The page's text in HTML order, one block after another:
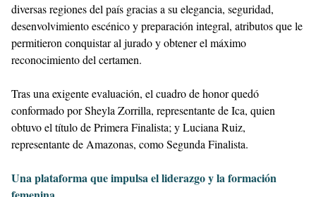
diversas regiones del país gracias a su elegancia, seguridad,
desenvolvimiento escénico y preparación integral, atributos que le
permitieron conquistar al jurado y obtener el máximo
reconocimiento del certamen.
Tras una exigente evaluación, el cuadro de honor quedó
conformado por Sheyla Zorrilla, representante de Ica, quien
obtuvo el título de Primera Finalista; y Luciana Ruiz,
representante de Amazonas, como Segunda Finalista.
Una plataforma que impulsa el liderazgo y la formación